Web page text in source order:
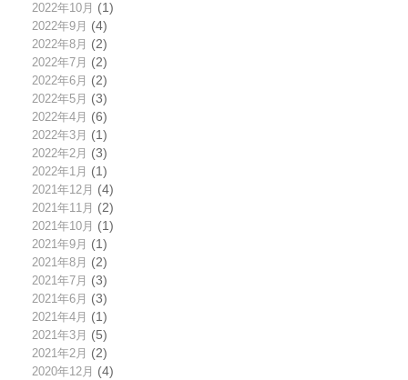
2022年10月 (1)
2022年9月 (4)
2022年8月 (2)
2022年7月 (2)
2022年6月 (2)
2022年5月 (3)
2022年4月 (6)
2022年3月 (1)
2022年2月 (3)
2022年1月 (1)
2021年12月 (4)
2021年11月 (2)
2021年10月 (1)
2021年9月 (1)
2021年8月 (2)
2021年7月 (3)
2021年6月 (3)
2021年4月 (1)
2021年3月 (5)
2021年2月 (2)
2020年12月 (4)